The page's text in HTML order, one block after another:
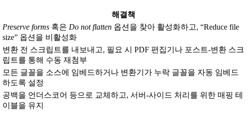
해결책
Preserve forms 혹은 Do not flatten 옵션을 찾아 활성화하고, “Reduce file
size” 옵션을 비활성화
변환 전 스크립트를 내보내고, 필요 시 PDF 편집기나 포스트‑변환 스크
립트를 통해 수동 재첨부
모든 글꼴을 소스에 임베드하거나 변환기가 누락 글꼴을 자동 임베드
하도록 설정
공백을 언더스코어 등으로 교체하고, 서버‑사이드 처리를 위한 매핑 테
이블을 유지